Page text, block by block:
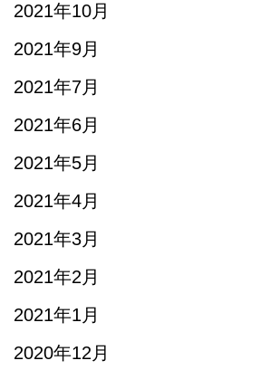
2021年10月
2021年9月
2021年7月
2021年6月
2021年5月
2021年4月
2021年3月
2021年2月
2021年1月
2020年12月